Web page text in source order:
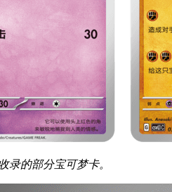
录的部分宝可梦卡。